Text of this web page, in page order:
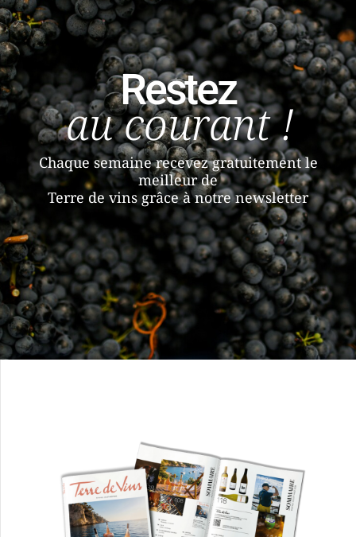
Restez
au courant !
Chaque semaine recevez gratuitement le
meilleur de
Terre de vins grâce à notre newsletter